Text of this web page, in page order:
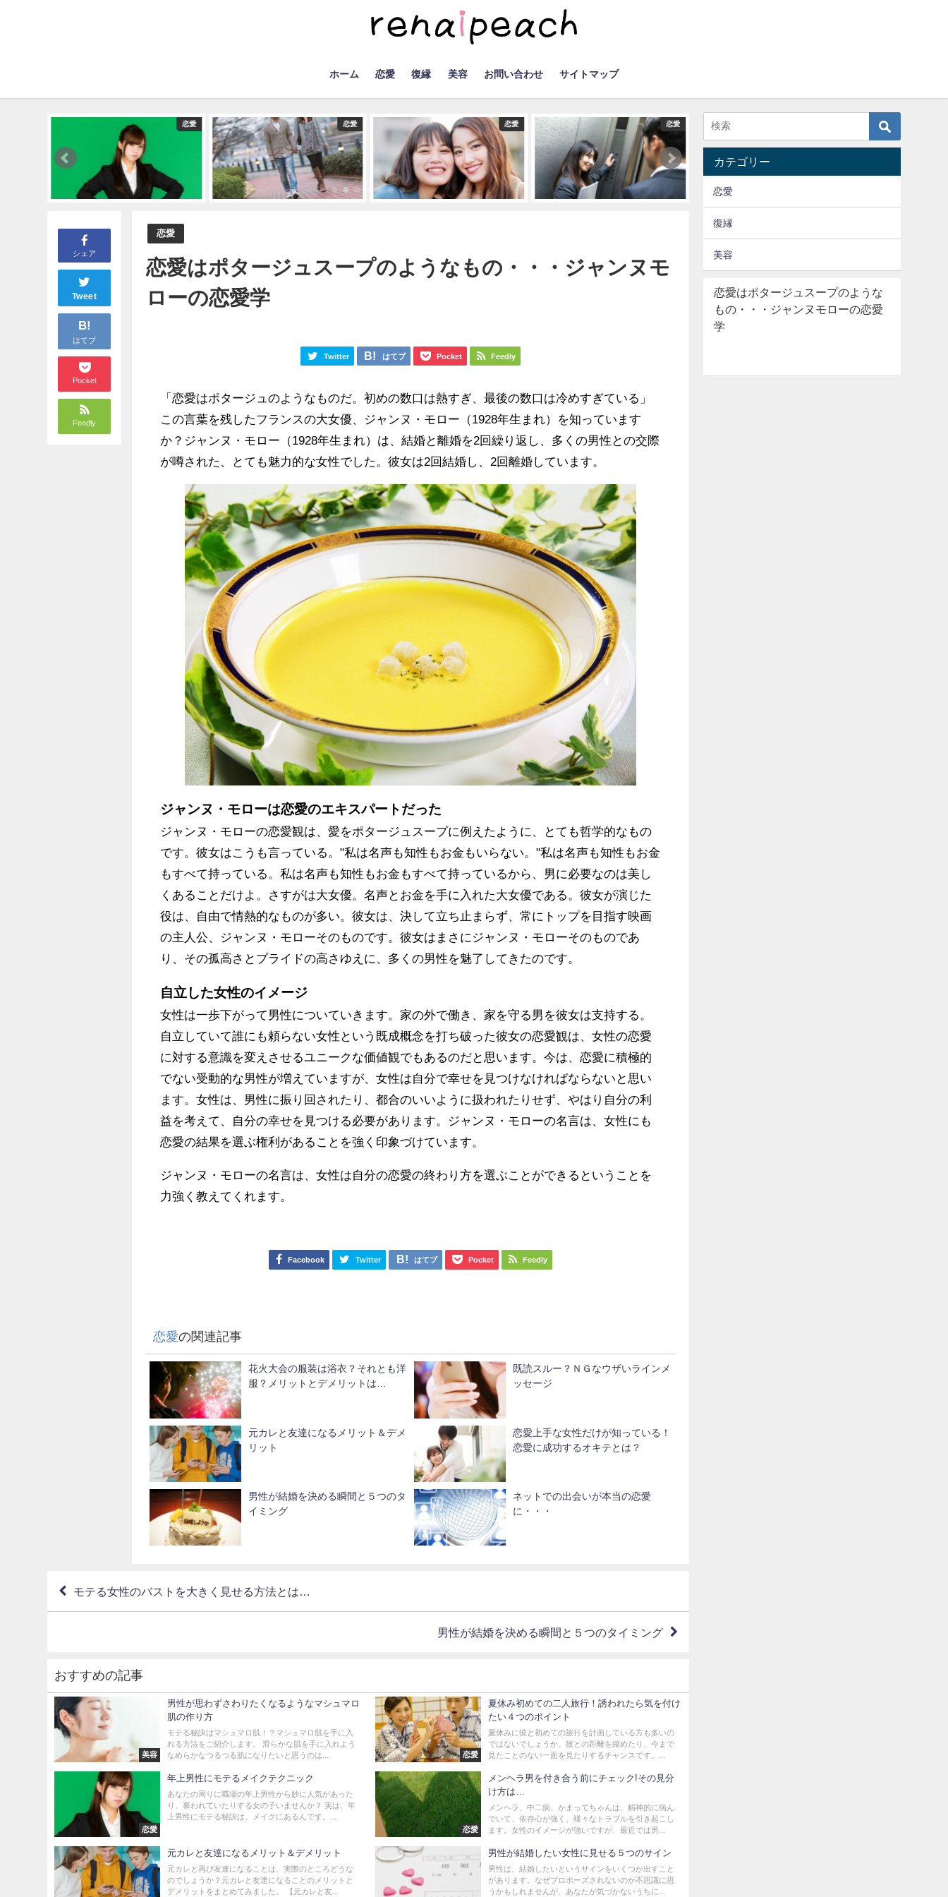
ホーム 恋愛 復縁 美容 お問い合わせ サイトマップ
恋愛 恋愛 恋愛 恋愛
シェア
Tweet
B!
はてブ
Pocket
Feedly
恋愛
恋愛はポタージュスープのようなもの・・・ジャンヌモ
ローの恋愛学
Twitter はてブ Pocket Feedly
「恋愛はポタージュのようなものだ。初めの数口は熱すぎ、最後の数口は冷めすぎている」
この言葉を残したフランスの大女優、ジャンヌ・モロー（1928年生まれ）を知っています
か？ジャンヌ・モロー（1928年生まれ）は、結婚と離婚を2回繰り返し、多くの男性との交際
が噂された、とても魅力的な女性でした。彼女は2回結婚し、2回離婚しています。
ジャンヌ・モローは恋愛のエキスパートだった
ジャンヌ・モローの恋愛観は、愛をポタージュスープに例えたように、とても哲学的なもの
です。彼女はこうも言っている。"私は名声も知性もお金もいらない。"私は名声も知性もお金
もすべて持っている。私は名声も知性もお金もすべて持っているから、男に必要なのは美し
くあることだけよ。さすがは大女優。名声とお金を手に入れた大女優である。彼女が演じた
役は、自由で情熱的なものが多い。彼女は、決して立ち止まらず、常にトップを目指す映画
の主人公、ジャンヌ・モローそのものです。彼女はまさにジャンヌ・モローそのものであ
り、その孤高さとプライドの高さゆえに、多くの男性を魅了してきたのです。
自立した女性のイメージ
女性は一歩下がって男性についていきます。家の外で働き、家を守る男を彼女は支持する。
自立していて誰にも頼らない女性という既成概念を打ち破った彼女の恋愛観は、女性の恋愛
に対する意識を変えさせるユニークな価値観でもあるのだと思います。今は、恋愛に積極的
でない受動的な男性が増えていますが、女性は自分で幸せを見つけなければならないと思い
ます。女性は、男性に振り回されたり、都合のいいように扱われたりせず、やはり自分の利
益を考えて、自分の幸せを見つける必要があります。ジャンヌ・モローの名言は、女性にも
恋愛の結果を選ぶ権利があることを強く印象づけています。
ジャンヌ・モローの名言は、女性は自分の恋愛の終わり方を選ぶことができるということを
力強く教えてくれます。
Facebook Twitter はてブ Pocket Feedly
恋愛の関連記事
花火大会の服装は浴衣？それとも洋
服？メリットとデメリットは…
既読スルー？ＮＧなウザいラインメ
ッセージ
元カレと友達になるメリット＆デメ
リット
恋愛上手な女性だけが知っている！
恋愛に成功するオキテとは？
男性が結婚を決める瞬間と５つのタ
イミング
ネットでの出会いが本当の恋愛
に・・・
モテる女性のバストを大きく見せる方法とは…
男性が結婚を決める瞬間と５つのタイミング
おすすめの記事
美容
男性が思わずさわりたくなるようなマシュマロ
肌の作り方
モテる秘訣はマシュマロ肌！？マシュマロ肌を手に入
れる方法をご紹介します。 滑らかな肌を手に入れよう
なめらかなつるつる肌になりたいと思うのは...
恋愛
夏休み初めての二人旅行！誘われたら気を付け
たい４つのポイント
夏休みに彼と初めての旅行を計画している方も多いの
ではないでしょうか。彼との距離を縮めたり、今まで
見たことのない一面を見たりするチャンスです。...
恋愛
年上男性にモテるメイクテクニック
あなたの周りに職場の年上男性から妙に人気があった
り、慕われていたりする女の子いませんか？ 実は、年
上男性にモテる秘訣は、メイクにあるんです。...
恋愛
メンヘラ男を付き合う前にチェック!その見分
け方は…
メンヘラ、中二病、かまってちゃんは、精神的に病ん
でいて、依存心が強く、様々なトラブルを引き起こし
ます。女性のイメージが強いですが、最近では男...
元カレと友達になるメリット＆デメリット
元カレと再び友達になることは、実際のところどうな
のでしょうか？元カレと友達になることのメリットと
デメリットをまとめてみました。 【元カレと友...
男性が結婚したい女性に見せる５つのサイン
男性は、結婚したいというサインをいくつか出すこと
があります。なぜプロポーズされないのか不思議に思
うかもしれませんが、あなたが気づかないうちに...
カテゴリー
恋愛
復縁
美容
恋愛はポタージュスープのような
もの・・・ジャンヌモローの恋愛
学